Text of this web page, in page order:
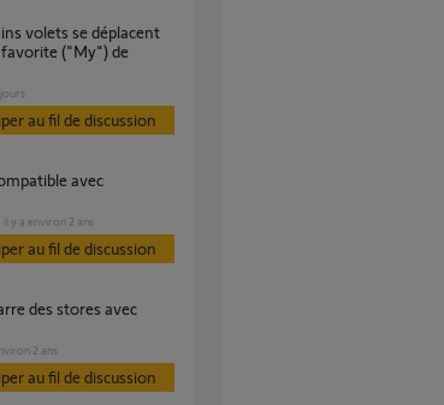
("My") de
jours
au fil de discussion
il y a environ 2 ans
au fil de discussion
2 ans
au fil de discussion